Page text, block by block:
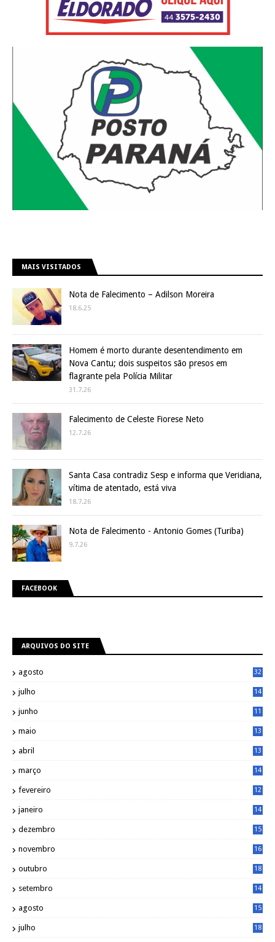
MAIS VISITADOS
Nota de Falecimento – Adilson Moreira
18.6.25
Homem é morto durante desentendimento em
Nova Cantu; dois suspeitos são presos em
flagrante pela Polícia Militar
31.7.26
Falecimento de Celeste Fiorese Neto
12.7.26
Santa Casa contradiz Sesp e informa que Veridiana,
vítima de atentado, está viva
18.7.26
Nota de Falecimento - Antonio Gomes (Turiba)
9.7.26
FACEBOOK
ARQUIVOS DO SITE
agosto 32
julho
14
junho
11
maio
13
abril
13
março
14
fevereiro
12
janeiro
14
dezembro
15
novembro
16
outubro
18
setembro
14
agosto
15
julho
18